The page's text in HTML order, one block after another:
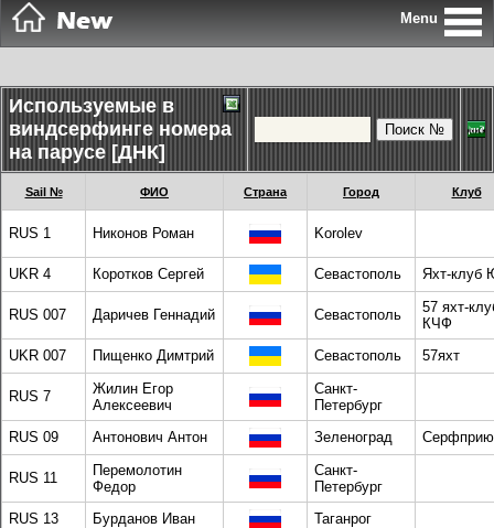
Menu
Используемые в
виндсерфинге номера
на парусе [ДНК]
Sail № ФИО Страна Город Клуб
RUS 1 Никонов Роман Korolev
UKR 4 Коротков Сергей Севастополь Яхт-клуб
RUS 007 Даричев Геннадий Севастополь
57 яхт-
КЧФ
UKR 007
Пищенко Димтрий Севастополь 57яхт
RUS 7
Жилин Егор
Алексеевич
Санкт-
Петербург
RUS 09
Антонович Антон Зеленоград
RUS 11
Перемолотин
Федор
Санкт-
Петербург
RUS 13
Бурданов Иван Таганрог